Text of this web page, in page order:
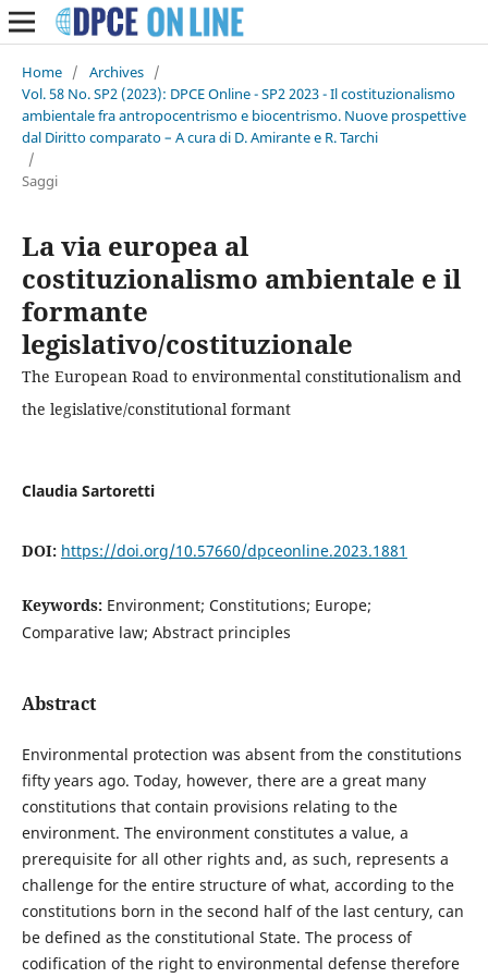
Home / Archives /
Vol. 58 No. SP2 (2023): DPCE Online - SP2 2023 - Il costituzionalismo
ambientale fra antropocentrismo e biocentrismo. Nuove prospettive
dal Diritto comparato – A cura di D. Amirante e R. Tarchi
/
Saggi
La via europea al
costituzionalismo ambientale e il
formante
legislativo/costituzionale
The European Road to environmental constitutionalism and
the legislative/constitutional formant
Claudia Sartoretti
DOI: https://doi.org/10.57660/dpceonline.2023.1881
Keywords: Environment; Constitutions; Europe;
Comparative law; Abstract principles
Abstract
Environmental protection was absent from the constitutions
fifty years ago. Today, however, there are a great many
constitutions that contain provisions relating to the
environment. The environment constitutes a value, a
prerequisite for all other rights and, as such, represents a
challenge for the entire structure of what, according to the
constitutions born in the second half of the last century, can
be defined as the constitutional State. The process of
codification of the right to environmental defense therefore